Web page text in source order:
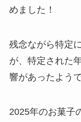
めました！
残念ながら特定
が、特定された
響があったよう
2025年のお菓子